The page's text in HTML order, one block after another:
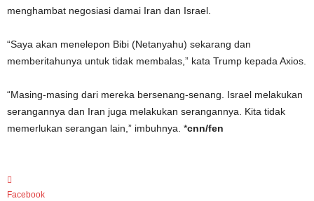
menghambat negosiasi damai Iran dan Israel.
“Saya akan menelepon Bibi (Netanyahu) sekarang dan
memberitahunya untuk tidak membalas,” kata Trump kepada Axios.
“Masing-masing dari mereka bersenang-senang. Israel melakukan
serangannya dan Iran juga melakukan serangannya. Kita tidak
memerlukan serangan lain,” imbuhnya. *cnn/fen
Facebook